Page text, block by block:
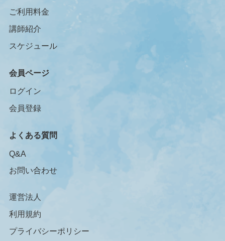
ご利用料金
講師紹介
スケジュール
会員ページ
ログイン
会員登録
よくある質問
Q&A
お問い合わせ
運営法人
利用規約
プライバシーポリシー